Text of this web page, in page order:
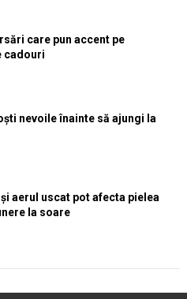
care pun accent pe
cadouri
nevoile înainte să ajungi la
aerul uscat pot afecta pielea
la soare